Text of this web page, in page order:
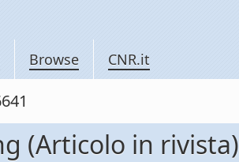
Browse CNR.it
(Articolo in rivista)